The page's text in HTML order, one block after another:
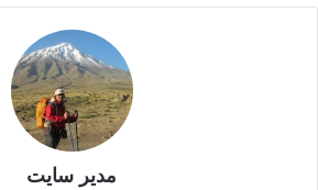
مواظب سنگهای ریزشی آن قسمت از مسیر
همنوردانی که در پشت سر حرکت میکنند
با گام معمولی میتوان بین چهارونیم تا
این قله صعود و ظرف سه تا سه ونیم
برگشت.مسیرقله چه از سمت کوهبن و چه
دارای چشمه های پرآب است ولذا مسیر
مدیر سایت